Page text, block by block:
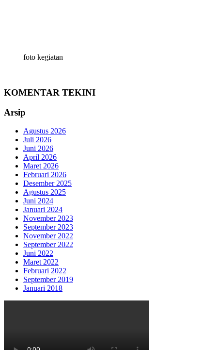
foto kegiatan
KOMENTAR TEKINI
Arsip
Agustus 2026
Juli 2026
Juni 2026
April 2026
Maret 2026
Februari 2026
Desember 2025
Agustus 2025
Juni 2024
Januari 2024
November 2023
September 2023
November 2022
September 2022
Juni 2022
Maret 2022
Februari 2022
September 2019
Januari 2018